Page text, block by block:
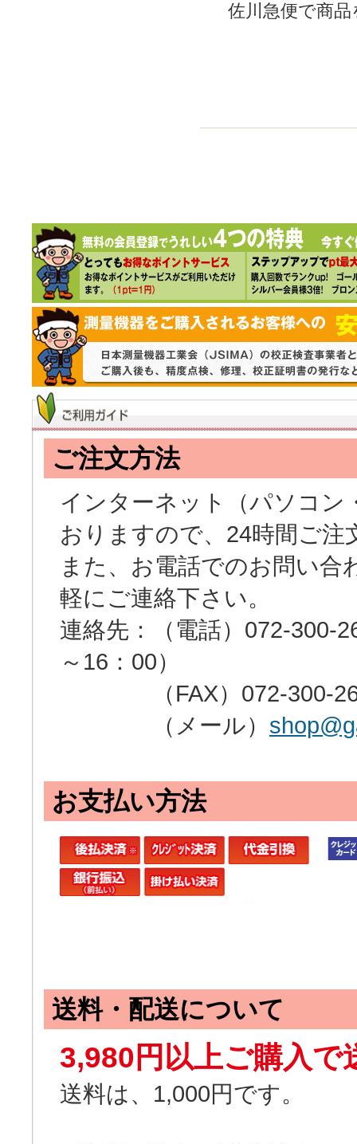
佐川急便で商
ご注文方法
インターネット（パソコン
おりますので、24時間ご注
また、お電話でのお問い
軽にご連絡下さい。
連絡先：（電話）072-300-
～16：00）
（FAX）072-300-
（メール）
お支払い方法
送料・配送について
3,980円以上ご購入で
送料は、1,000円です。